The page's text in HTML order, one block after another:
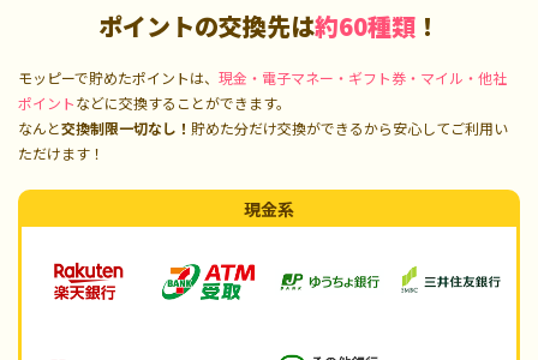
ポイントの交換先は約60種類 ！
モッピーで貯めたポイントは、 現金・電子マネー・ギフト券・マイル・他社
ポイントなどに交換することができます。
なんと交換制限一切なし！ 貯めた分だけ交換ができるから安心してご利用い
ただけます！
現金系